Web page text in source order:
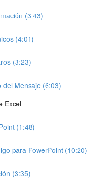
(3:43)
(4:01)
(3:23)
del Mensaje (6:03)
Excel
(1:48)
para PowerPoint (10:20)
(3:35)